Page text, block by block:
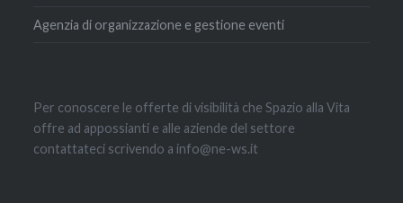
Agenzia di organizzazione e gestione eventi
Per conoscere le offerte di visibilità che Spazio alla Vita
offre ad appossianti e alle aziende del settore
contattateci scrivendo a info@ne-ws.it